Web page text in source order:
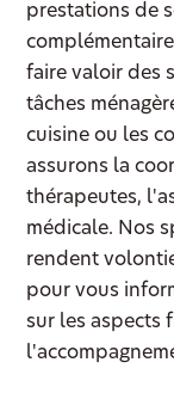
prestations de
faire valoir des
tâches
cuisine ou les
assurons la
thérapeutes,
médicale. Nos
rendent
pour vous
sur les aspects